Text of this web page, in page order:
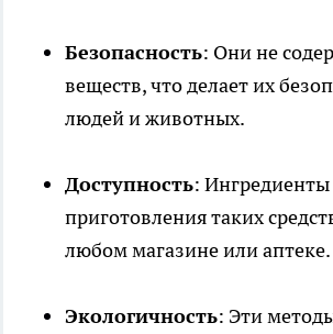
Безопасность: Они не
веществ, что делает их
людей и животных.
Доступность: Ингредиенты
приготовления таких
любом магазине или аптеке.
Экологичность: Эти